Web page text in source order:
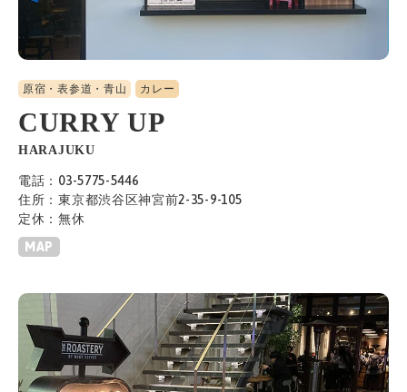
原宿・表参道・青山 カレー
CURRY UP
HARAJUKU
電話：03-5775-5446
住所：東京都渋谷区神宮前2-35-9-105
定休：無休
MAP